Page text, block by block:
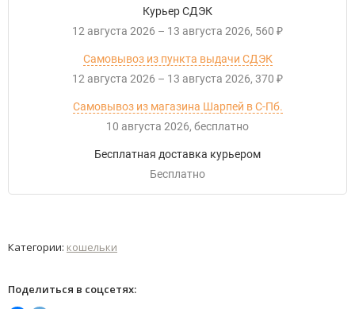
Курьер СДЭК
12 августа 2026 – 13 августа 2026 560 ₽
Самовывоз из пункта выдачи СДЭК
12 августа 2026 – 13 августа 2026 370 ₽
Самовывоз из магазина Шарпей в С-Пб.
10 августа 2026
Бесплатно
Бесплатная доставка курьером
Бесплатно
Категории: кошельки
Поделиться в соцсетях: